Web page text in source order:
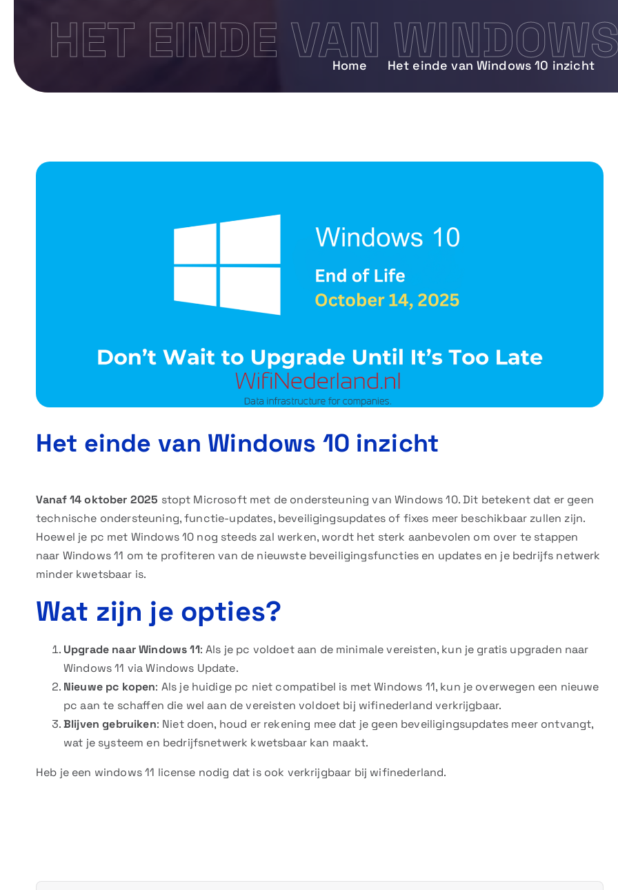
HET EINDE VAN
Home Het einde van Windows 10 inzicht
Het einde van Windows 10 inzicht
Vanaf 14 oktober 2025 stopt Microsoft met de ondersteuning van Windows 10. Dit betekent dat er geen
technische ondersteuning, functie-updates, beveiligingsupdates of fixes meer beschikbaar zullen zijn.
Hoewel je pc met Windows 10 nog steeds zal werken, wordt het sterk aanbevolen om over te stappen
naar Windows 11 om te profiteren van de nieuwste beveiligingsfuncties en updates en je bedrijfs netwerk
minder kwetsbaar is.
Wat zijn je opties?
Upgrade naar Windows 11: Als je pc voldoet aan de minimale vereisten, kun je gratis upgraden naar
Windows 11 via Windows Update.
Nieuwe pc kopen: Als je huidige pc niet compatibel is met Windows 11, kun je overwegen een nieuwe
pc aan te schaffen die wel aan de vereisten voldoet bij wifinederland verkrijgbaar.
Blijven gebruiken: Niet doen, houd er rekening mee dat je geen beveiligingsupdates meer ontvangt,
wat je systeem en bedrijfsnetwerk kwetsbaar kan maakt.
Heb je een windows 11 license nodig dat is ook verkrijgbaar bij wifinederland.